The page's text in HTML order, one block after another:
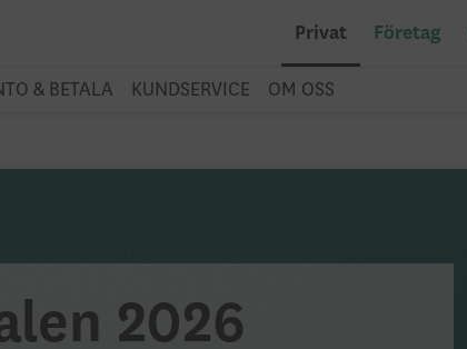
Privat Företag
& BETALA KUNDSERVICE OM OSS
2026